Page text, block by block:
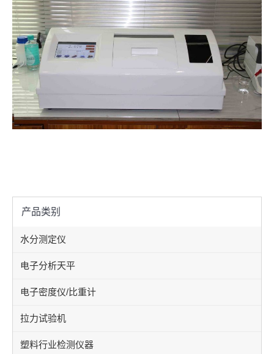
产品类别
水分测定仪
电子分析天平
电子密度仪/比重计
拉力试验机
塑料行业检测仪器